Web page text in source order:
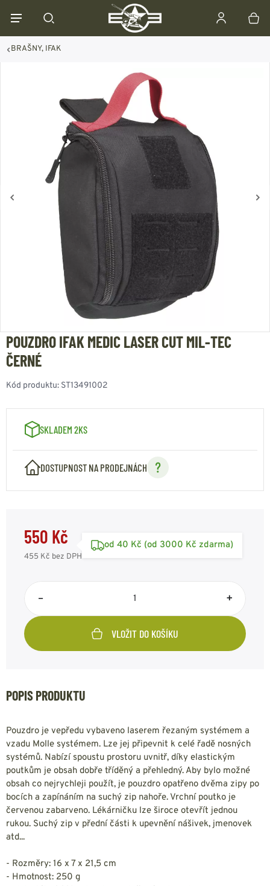
BRAŠNY, IFAK
POUZDRO IFAK MEDIC LASER CUT MIL-TEC
ČERNÉ
Kód produktu: ST13491002
SKLADEM 2KS
DOSTUPNOST NA PRODEJNÁCH
550 Kč
455 Kč bez DPH
od 40 Kč (od 3000 Kč zdarma)
– +
VLOŽIT DO KOŠÍKU
POPIS PRODUKTU
Pouzdro je vepředu vybaveno laserem řezaným systémem a
vzadu Molle systémem. Lze jej připevnit k celé řadě nosných
systémů. Nabízí spoustu prostoru uvnitř, díky elastickým
poutkům je obsah dobře tříděný a přehledný. Aby bylo možné
obsah co nejrychleji použít, je pouzdro opatřeno dvěma zipy po
bocích a zapínáním na suchý zip nahoře. Vrchní poutko je
červenou zabarveno. Lékárničku lze široce otevřít jednou
rukou. Suchý zip v přední části k upevnění nášivek, jmenovek
atd...
- Rozměry: 16 x 7 x 21,5 cm
- Hmotnost: 250 g